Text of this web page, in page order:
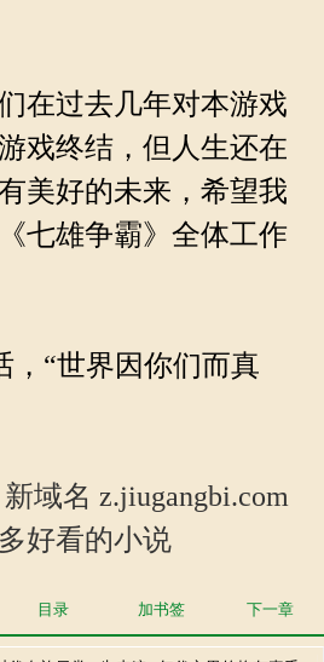
在过去几年对本游戏
戏终结，但人生还在
美好的未来，希望我
七雄争霸》全体工作
“世界因你们而真
新域名 z.jiugangbi.com
好看的小说
目录 加书签 下一章